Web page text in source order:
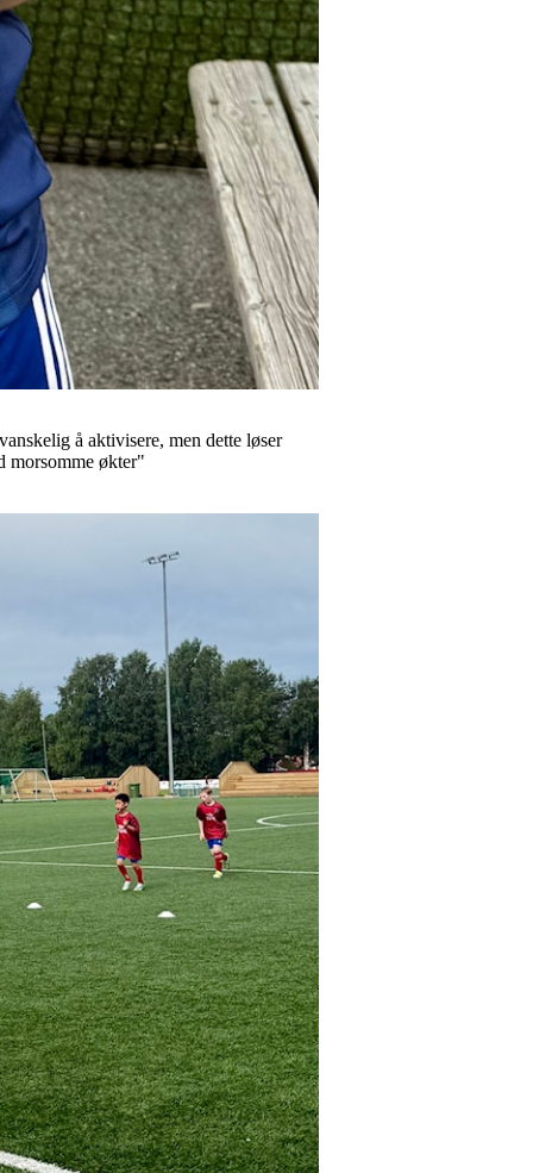
å aktivisere, men dette løser
morsomme økter"